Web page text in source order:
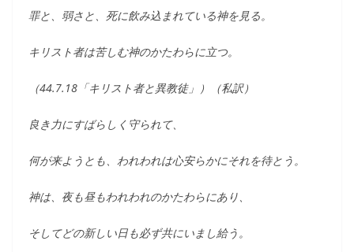
罪と、弱さと、死に飲み込まれている神を見る。
キリスト者は苦しむ神のかたわらに立つ。
（44.7.18「キリスト者と異教徒」）（私訳）
良き力にすばらしく守られて、
何が来ようとも、われわれは心安らかにそれを待とう。
神は、夜も昼もわれわれのかたわらにあり、
そしてどの新しい日も必ず共にいまし給う。